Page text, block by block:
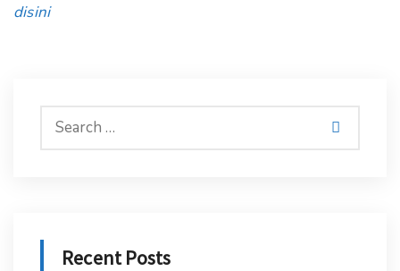
disini
Recent Posts